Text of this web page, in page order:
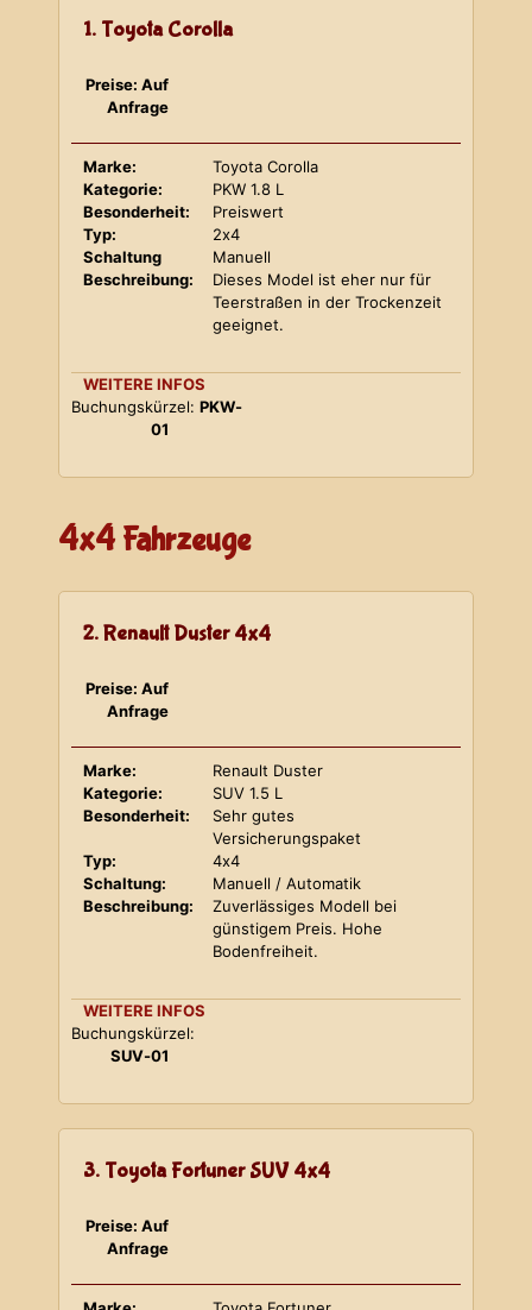
1. Toyota Corolla
Preise: Auf
Anfrage
Marke:
Toyota Corolla
Kategorie:
PKW 1.8 L
Besonderheit:
Preiswert
Typ:
2x4
Schaltung
Manuell
Beschreibung:
Dieses Model ist eher nur für
Teerstraßen in der Trockenzeit
geeignet.
WEITERE INFOS
Buchungskürzel: PKW-
01
4x4 Fahrzeuge
2. Renault Duster 4x4
Preise: Auf
Anfrage
Marke:
Renault Duster
Kategorie:
SUV 1.5 L
Besonderheit:
Sehr gutes
Versicherungspaket
Typ:
4x4
Schaltung:
Manuell / Automatik
Beschreibung:
Zuverlässiges Modell bei
günstigem Preis. Hohe
Bodenfreiheit.
WEITERE INFOS
Buchungskürzel:
SUV-01
3. Toyota Fortuner SUV 4x4
Preise: Auf
Anfrage